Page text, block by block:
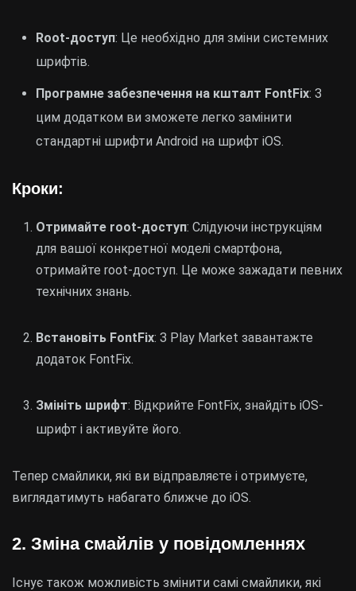
Root-доступ: Це необхідно для зміни системних
шрифтів.
Програмне забезпечення на кшталт FontFix: З
цим додатком ви зможете легко замінити
стандартні шрифти Android на шрифт iOS.
Кроки:
Отримайте root-доступ: Слідуючи інструкціям
для вашої конкретної моделі смартфона,
отримайте root-доступ. Це може зажадати певних
технічних знань.
Встановіть FontFix: З Play Market завантажте
додаток FontFix.
Змініть шрифт: Відкрийте FontFix, знайдіть iOS-
шрифт і активуйте його.
Тепер смайлики, які ви відправляєте і отримуєте,
виглядатимуть набагато ближче до iOS.
2. Зміна смайлів у повідомленнях
Існує також можливість змінити самі смайлики, які